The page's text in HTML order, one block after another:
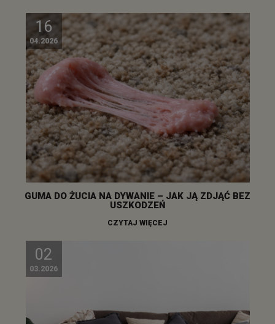
16
04.2026
GUMA DO ŻUCIA NA DYWANIE – JAK JĄ ZDJĄĆ BEZ
USZKODZEŃ
CZYTAJ WIĘCEJ
02
03.2026